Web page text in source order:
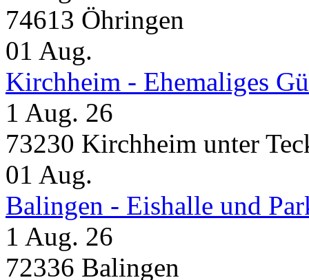
74613 Öhringen
01 Aug.
Kirchheim - Ehemaliges
1 Aug. 26
73230 Kirchheim unter
01 Aug.
Balingen - Eishalle und
1 Aug. 26
72336 Balingen